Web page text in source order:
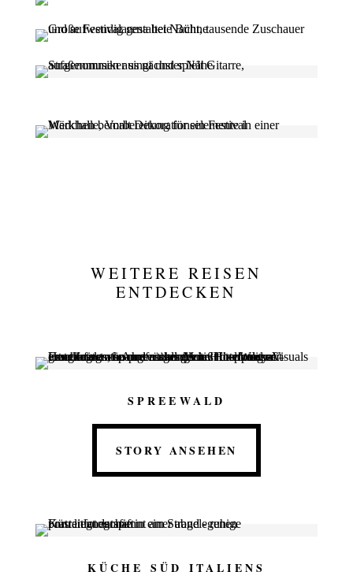
WEITERE REISEN
ENTDECKEN
SPREEWALD
STORY ANSEHEN
KÜCHE SÜD ITALIENS